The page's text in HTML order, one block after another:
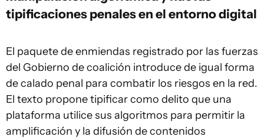
tipificaciones penales en el entorno digital
El paquete de enmiendas registrado por las fuerzas
del Gobierno de coalición introduce de igual forma
de calado penal para combatir los riesgos en la red.
El texto propone tipificar como delito que una
plataforma utilice sus algoritmos para permitir la
amplificación y la difusión de contenidos